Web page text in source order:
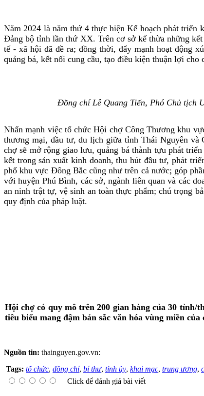
Năm 2024 là năm thứ 4 thực hiện Kế hoạch phát
Đảng bộ tỉnh lần thứ XX. Trên cơ sở kế thừa những
tế - xã hội đã đề ra; đồng thời, đẩy mạnh hoạt động
quảng bá, kết nối cung cầu, tạo điều kiện thuận lợi
Đồng chí Lê Quang Tiến, Phó Chủ tịch
Nhấn mạnh việc tổ chức Hội chợ Công Thương khu
thương mại, đầu tư, du lịch giữa tỉnh Thái Nguyên và
chợ sẽ mở rộng giao lưu, quảng bá thành tựu phát
kết trong sản xuất kinh doanh, thu hút đầu tư, phát
phố khu vực Đông Bắc cũng như trên cả nước; góp
với huyện Phú Bình, các sở, ngành liên quan và các
an ninh trật tự, vệ sinh an toàn thực phẩm; chú trọng
quy định của pháp luật.
Hội chợ có quy mô trên 200 gian hàng của 30
tiêu biểu mang đậm bản sắc văn hóa vùng miền
Nguồn tin: thainguyen.gov.vn:
Tags: tổ chức, đồng chí, bí thư, tỉnh ủy, khai mạc, trung ương,
Click để đánh giá bài viết